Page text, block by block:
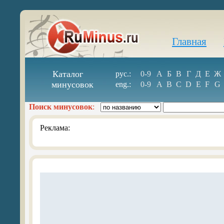
Главная
Каталог
минусовок
рус.: 0-9 А Б В Г Д Е Ж
eng.:
0-9 A B C D E F G
Поиск минусовок:
Реклама: